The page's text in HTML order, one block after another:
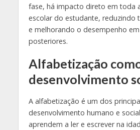
fase, há impacto direto em toda
escolar do estudante, reduzindo
e melhorando o desempenho
posteriores.
Alfabetização
desenvolvimento
A alfabetização é um dos
desenvolvimento humano e
aprendem a ler e escrever na